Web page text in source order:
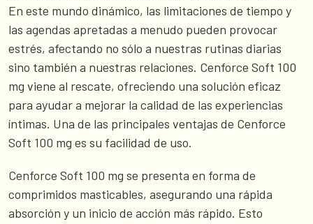
En este mundo dinámico, las limitaciones de tiempo y
las agendas apretadas a menudo pueden provocar
estrés, afectando no sólo a nuestras rutinas diarias
sino también a nuestras relaciones. Cenforce Soft 100
mg viene al rescate, ofreciendo una solución eficaz
para ayudar a mejorar la calidad de las experiencias
íntimas. Una de las principales ventajas de Cenforce
Soft 100 mg es su facilidad de uso.
Cenforce Soft 100 mg se presenta en forma de
comprimidos masticables, asegurando una rápida
absorción y un inicio de acción más rápido. Esto